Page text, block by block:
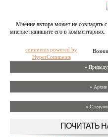
Мнение автора может не совпадать
мнение напишите его в комментариях.
comments powered by
HyperComments
«
» Архив
»
ПОЧИТАТЬ